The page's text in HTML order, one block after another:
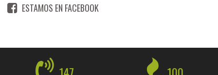
ESTAMOS EN FACEBOOK